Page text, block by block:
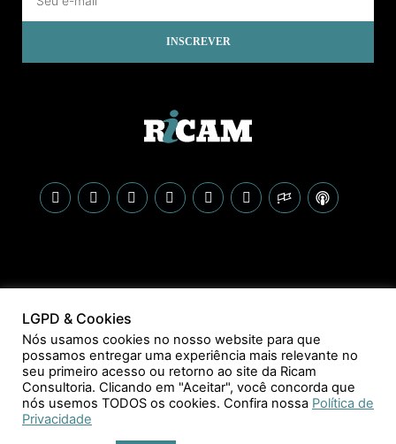
INSCREVER
LGPD & Cookies
Nós usamos cookies no nosso website para que
possamos entregar uma experiência mais relevante no
seu primeiro acesso ou retorno ao site da Ricam
Consultoria. Clicando em "Aceitar", você concorda que
nós usemos TODOS os cookies. Confira nossa Política de
Privacidade